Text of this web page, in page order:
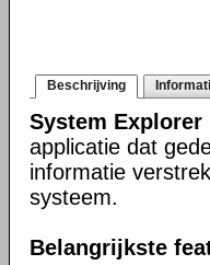
Beschrijving
System Explorer
applicatie dat
informatie
systeem.
Belangrijkste